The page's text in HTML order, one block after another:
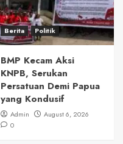
Berita Politik
BMP Kecam Aksi
KNPB, Serukan
Persatuan Demi Papua
yang Kondusif
Admin
August 6, 2026
0